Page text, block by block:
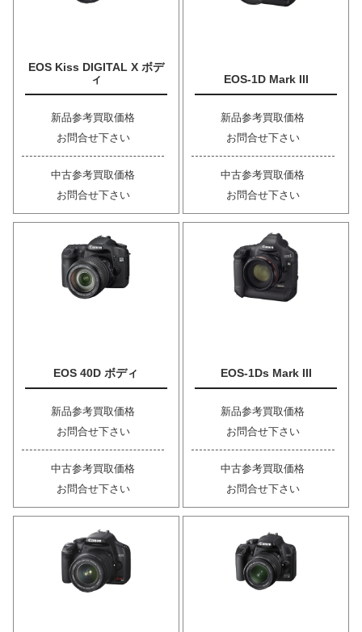
EOS Kiss DIGITAL X ボデ
ィ
新品参考買取価格
お問合せ下さい
中古参考買取価格
お問合せ下さい
EOS-1D Mark III
新品参考買取価格
お問合せ下さい
中古参考買取価格
お問合せ下さい
EOS 40D ボディ
新品参考買取価格
お問合せ下さい
中古参考買取価格
お問合せ下さい
EOS-1Ds Mark III
新品参考買取価格
お問合せ下さい
中古参考買取価格
お問合せ下さい